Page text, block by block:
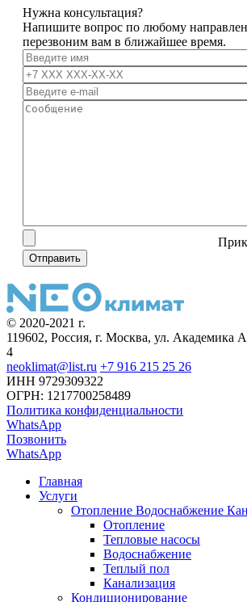
Нужна консультация?
Напишите вопрос по любому
перезвоним вам в ближайшее время.
© 2020-2021 г.
119602, Россия, г. Москва, ул. Академика
4
neoklimat@list.ru +7 916 215 25 26
ИНН 9729309322
ОГРН: 1217700258489
Политика конфиденциальности
WhatsApp
Позвонить
WhatsApp
Главная
Услуги
Отопление Водоснабжение
Отопление
Тепловые насосы
Водоснабжение
Теплый пол
Канализация
Кондиционирование